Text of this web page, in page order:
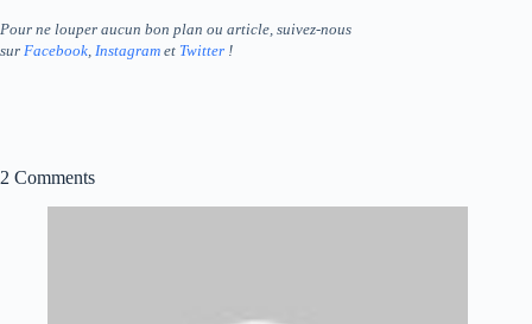
Pour ne louper aucun bon plan ou article, suivez-nous
sur Facebook, Instagram et Twitter !
2 Comments